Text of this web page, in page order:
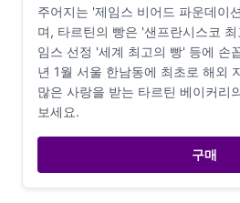
주어지는 '제임스 비어드 파운데이
며, 타르틴의 빵은 '샌프란시스코
임스 선정 '세계 최고의 빵' 등에 손
년 1월 서울 한남동에 최초로 해외
많은 사랑을 받는 타르틴 베이커리
보세요.
구매